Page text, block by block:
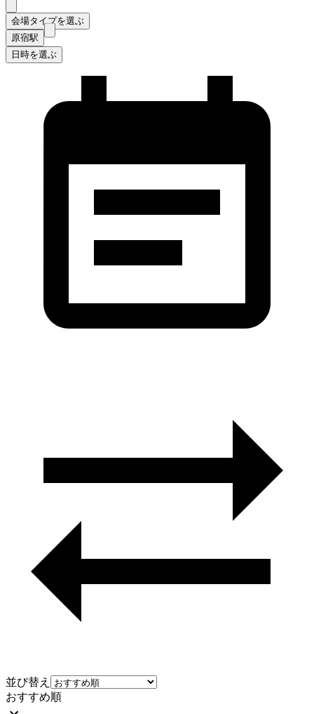
会場タイプを選ぶ
原宿駅
日時を選ぶ
並び替え
おすすめ順